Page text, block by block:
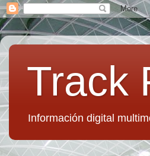
Track
Información digital